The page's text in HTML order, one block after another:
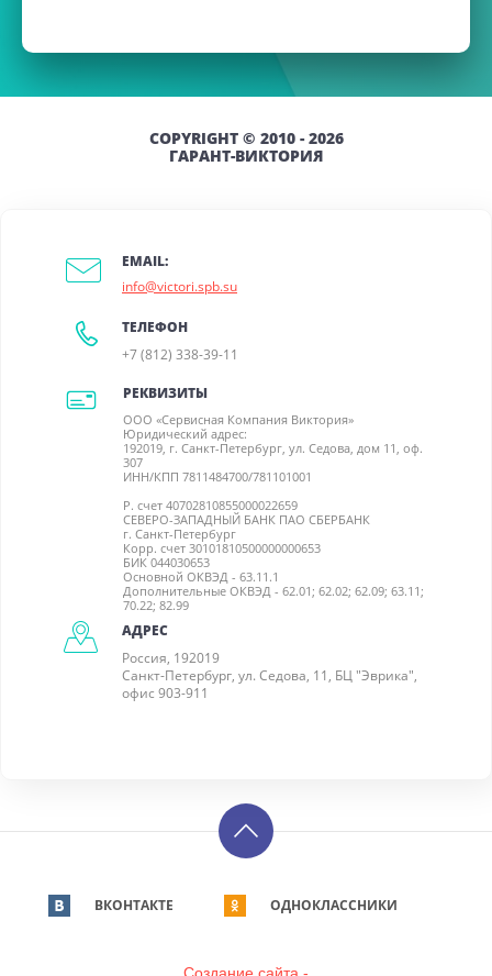
COPYRIGHT © 2010 - 2026
ГАРАНТ-ВИКТОРИЯ
АДРЕС
Россия, 192019
Санкт-Петербург, ул. Седова, 11, БЦ "Эврика",
офис 903-911
EMAIL:
info@victori.spb.su
ТЕЛЕФОН
+7 (812) 338-39-11
РЕКВИЗИТЫ
ООО «Сервисная Компания Виктория»
Юридический адрес:
192019, г. Санкт-Петербург, ул. Седова, дом 11, оф.
307
ИНН/КПП 7811484700/781101001
Р. счет 40702810855000022659
СЕВЕРО-ЗАПАДНЫЙ БАНК ПАО СБЕРБАНК
г. Санкт-Петербург
Корр. счет 30101810500000000653
БИК 044030653
Основной ОКВЭД - 63.11.1
Дополнительные ОКВЭД - 62.01; 62.02; 62.09; 63.11;
70.22; 82.99
ВКОНТАКТЕ ОДНОКЛАССНИКИ
Создание сайта -